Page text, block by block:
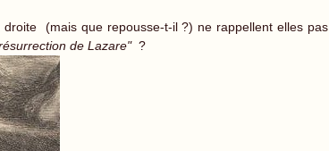
(mais que repousse-t-il ?) ne rappellent elles pas
de Lazare"?